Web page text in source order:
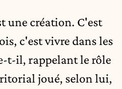
une création. C'est
c'est vivre dans les
t-il, rappelant le rôle
joué, selon lui,